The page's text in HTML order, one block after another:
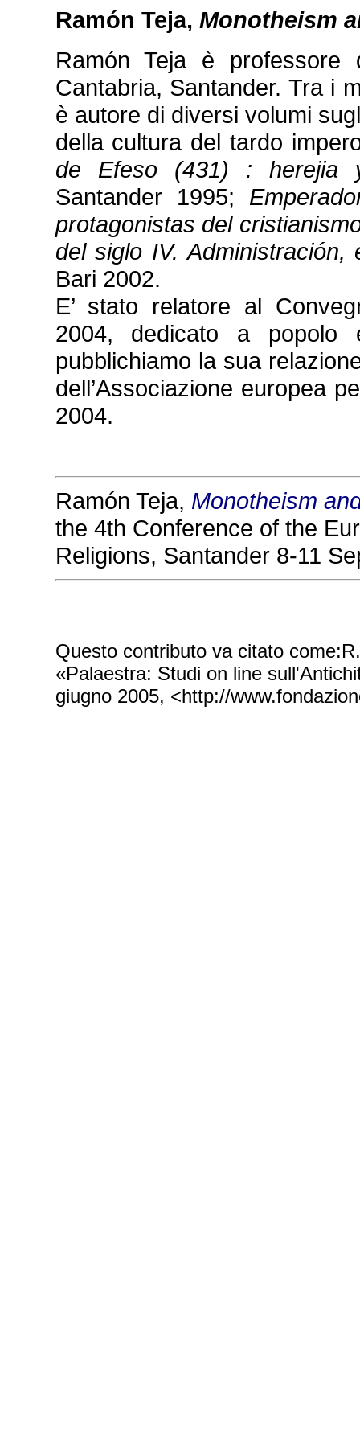
Ramón Teja, Monotheism
Ramón Teja è professore
Cantabria, Santander. Tra i
è autore di diversi volumi
della cultura del tardo
de Efeso (431) : herejia
Santander 1995;
protagonistas del
del siglo IV. Administración,
Bari 2002.
E’ stato relatore al
2004, dedicato a
pubblichiamo la sua
dell’Associazione europea
2004.
Ramón Teja, Monotheism
the 4th Conference of the
Religions, Santander 8-11
Questo contributo va citato
«Palaestra: Studi on line
giugno 2005, <http://